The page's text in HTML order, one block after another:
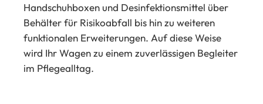
Handschuhboxen und Desinfektionsmittel über
Behälter für Risikoabfall bis hin zu weiteren
funktionalen Erweiterungen. Auf diese Weise
wird Ihr Wagen zu einem zuverlässigen Begleiter
im Pflegealltag.